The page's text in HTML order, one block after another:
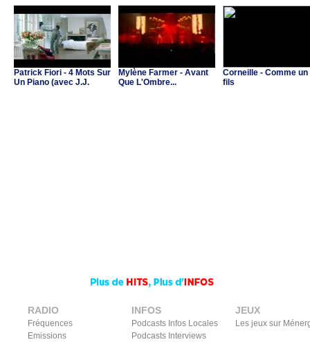
Patrick Fiori - 4 Mots Sur
Un Piano (avec J.J.
Mylène Farmer - Avant
Que L'Ombre...
Corneille - Comme un
fils
RADIO
Fréquences
Emissions
INFOS
Podcasts Infos Locales
Podcasts Interviews
JEUX
Les jeux sur